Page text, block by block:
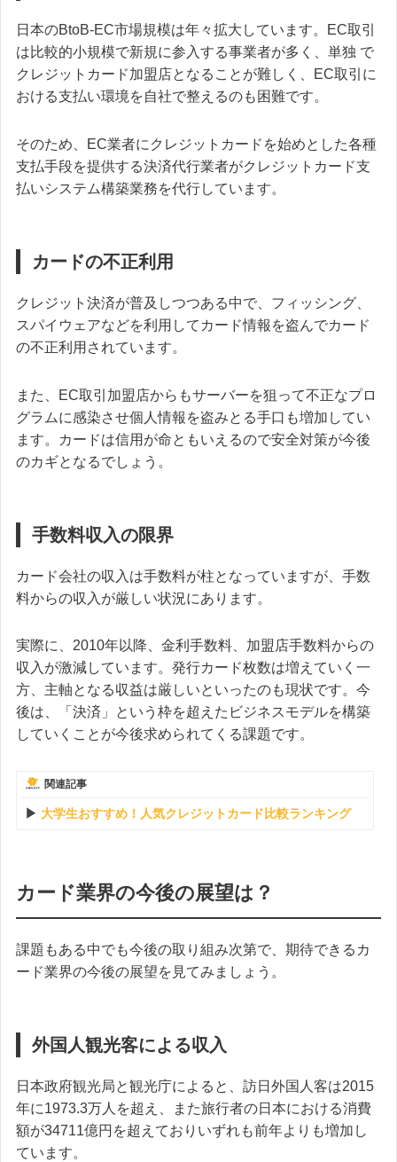
日本のBtoB-EC市場規模は年々拡大しています。EC取引
は比較的小規模で新規に参入する事業者が多く、単独 で
クレジットカード加盟店となることが難しく、EC取引に
おける支払い環境を自社で整えるのも困難です。
そのため、EC業者にクレジットカードを始めとした各種
支払手段を提供する決済代行業者がクレジットカード支
払いシステム構築業務を代行しています。
カードの不正利用
クレジット決済が普及しつつある中で、フィッシング、
スパイウェアなどを利用してカード情報を盗んでカード
の不正利用されています。
また、EC取引加盟店からもサーバーを狙って不正なプロ
グラムに感染させ個人情報を盗みとる手口も増加してい
ます。カードは信用が命ともいえるので安全対策が今後
のカギとなるでしょう。
手数料収入の限界
カード会社の収入は手数料が柱となっていますが、手数
料からの収入が厳しい状況にあります。
実際に、2010年以降、金利手数料、加盟店手数料からの
収入が激減しています。発行カード枚数は増えていく一
方、主軸となる収益は厳しいといったのも現状です。今
後は、「決済」という枠を超えたビジネスモデルを構築
していくことが今後求められてくる課題です。
関連記事
大学生おすすめ！人気クレジットカード比較ランキング
カード業界の今後の展望は？
課題もある中でも今後の取り組み次第で、期待できるカ
ード業界の今後の展望を見てみましょう。
外国人観光客による収入
日本政府観光局と観光庁によると、訪日外国人客は2015
年に1973.3万人を超え、また旅行者の日本における消費
額が34711億円を超えておりいずれも前年よりも増加し
ています。